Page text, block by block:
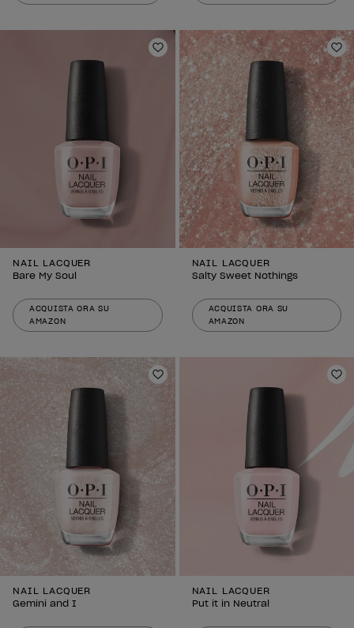
Aggiungi alla lista dei desideri
NAIL LACQUER
Bare My Soul
ACQUISTA ORA SU
AMAZON
NAIL LACQUER
Salty Sweet Nothings
ACQUISTA ORA SU
AMAZON
Aggiungi alla lista dei desideri
NAIL LACQUER
Gemini and I
NAIL LACQUER
Put it in Neutral